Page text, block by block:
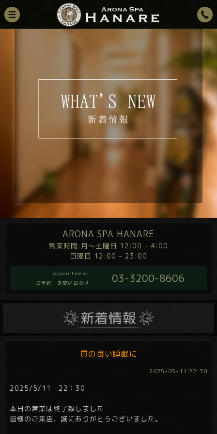
ARONA SPA HANARE
営業時間:月～土曜日 12:00 - 4:00
日曜日 12:00 - 23:00
Appointment
ご予約・お問い合わせ
03-3200-8606
質の良い睡眠に
2025-05-11 22:30
2025/5/11 22：30
本日の営業は終了致しました
皆様のご来店、誠にありがとうございました。